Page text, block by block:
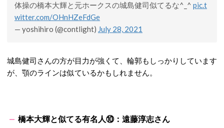
体操の橋本大輝と元ホークスの城島健司似てるな^_^ pic.t
witter.com/OHnHZeFdGe
— yoshihiro (@contlight) July 28, 2021
城島健司さんの方が目力が強くて、輪郭もしっかりしています
が、顎のラインは似ているかもしれません。
橋本大輝と似てる有名人⑩：遠藤淳志さん